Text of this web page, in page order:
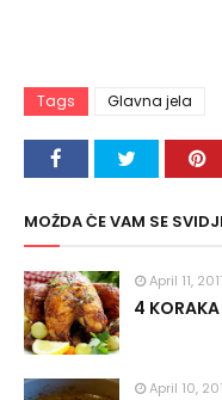
Tags Glavna jela
MOŽDA ĆE VAM SE
April 11,
4
April 10,